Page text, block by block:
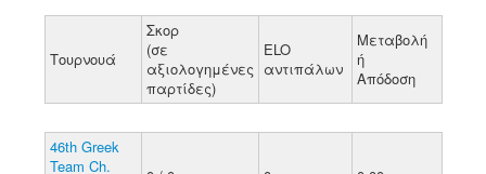
Τουρνουά
Σκορ
(σε
αξιολογημένες
παρτίδες)
ELO
αντιπάλων
Μεταβολή
ή
Απόδοση
46th Greek
Team Ch.